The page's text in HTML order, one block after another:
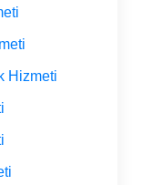
Hizmeti